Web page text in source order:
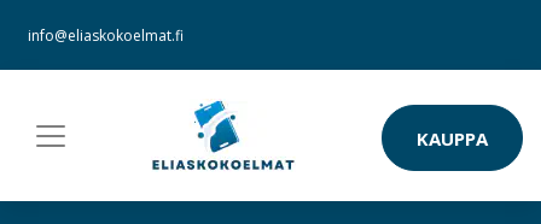
info@eliaskokoelmat.fi
KAUPPA